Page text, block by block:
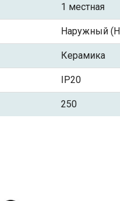
1 местная
Наружный
Керамика
IP20
250